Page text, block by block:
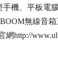
機、平板電
無線音
http://